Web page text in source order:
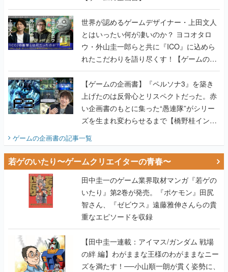
世界が認めるゲームデザイナー・上田文人
とはいったい何が凄いのか？ ヨコオタロ
ウ・外山圭一郎らと共に『ICO』に込めら
れたこだわりを語り尽くす！【ゲームの企
画書】
【ゲームの企画書】『ペルソナ3』を築き
上げたのは反骨心とリスペクトだった。赤
い企画書のもとに集った“愚連隊”がシリー
ズを生まれ変わらせるまで【橋野桂インタ
ゲームの企画書の記事一覧
若ゲのいたり〜ゲームクリエイターの青春〜
田中圭一のゲーム業界取材マンガ『若ゲの
いたり』第2巻が発売。『ポケモン』田尻
智さん、『ゼビウス』遠藤雅伸さんらの貴
重なエピソードを収録
【田中圭一連載：アイマス/ガンダム 戦場
の絆 編】わがままな王様のわがままなニー
ズを満たす！──小山順一朗が貫く姿勢に、